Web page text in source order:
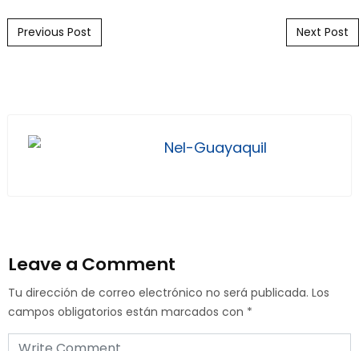
Post navigation
Previous Post Next Post
Nel-Guayaquil
Leave a Comment
Tu dirección de correo electrónico no será publicada. Los
campos obligatorios están marcados con *